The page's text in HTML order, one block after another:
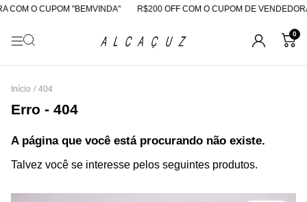
COM O CUPOM "BEMVINDA" R$200 OFF COM O CUPOM DE VENDEDORA
0
Início / 404
Erro - 404
A página que você está procurando não existe.
Talvez você se interesse pelos seguintes produtos.